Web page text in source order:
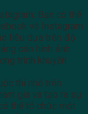
Bạn có thể
và Instagram
tiêu dựa trên độ
cáo hình ảnh
trình khuyến
thi nhỏ trên
gia và tạo ra sự
thể tổ chức một